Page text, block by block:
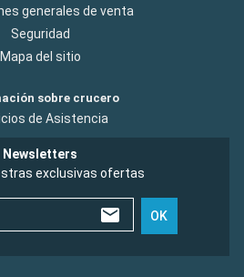
generales de venta
Seguridad
Mapa del sitio
sobre crucero
de Asistencia
Newsletters
exclusivas ofertas
OK